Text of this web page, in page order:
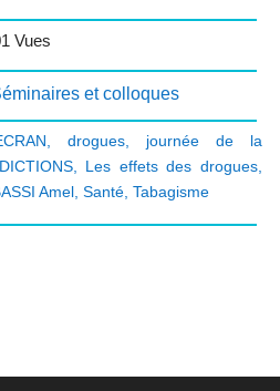
Vues
et colloques
,drogues
journée de la
, Les effets des drogues,
Amel, Santé, Tabagisme